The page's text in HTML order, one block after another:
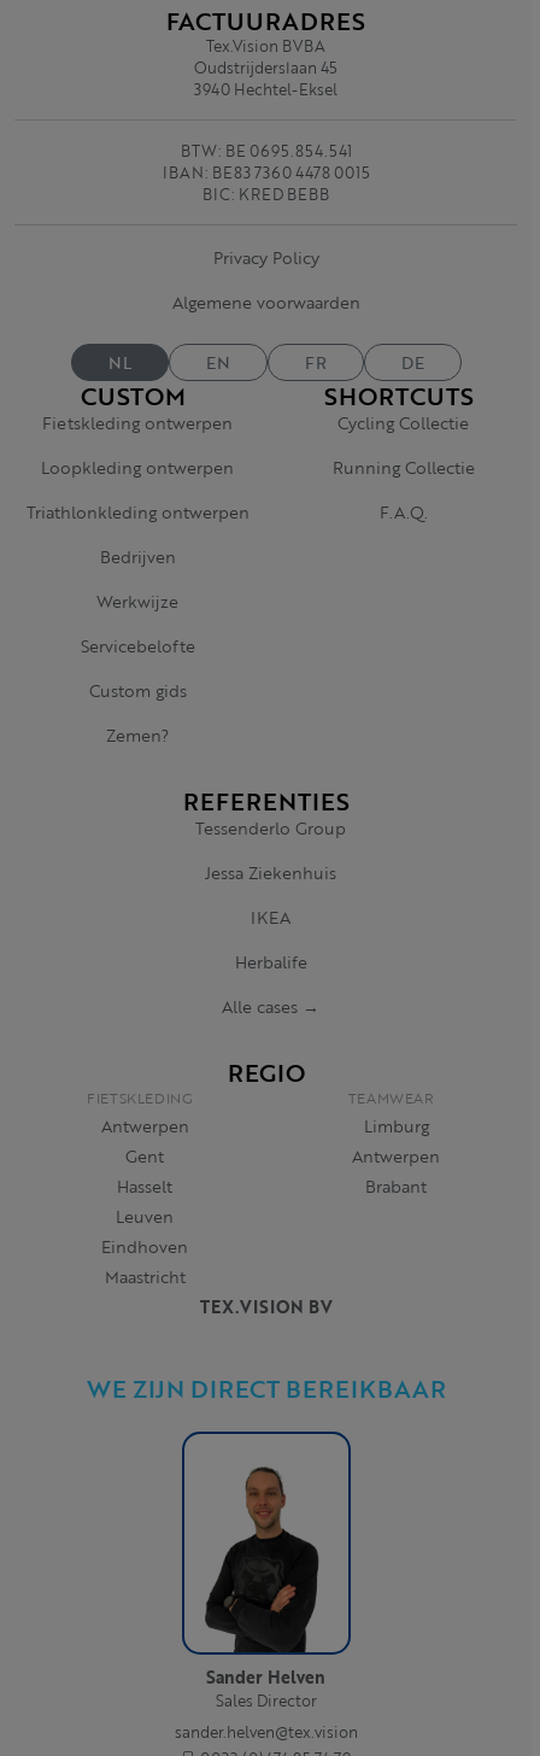
TEX.VISION BV
WE ZIJN DIRECT BEREIKBAAR
Sander Helven
Sales Director
sander.helven@tex.vision
CUSTOM
Fietskleding ontwerpen
Loopkleding ontwerpen
Triathlonkleding ontwerpen
Bedrijven
Werkwijze
Servicebelofte
Custom gids
Zemen?
SHORTCUTS
Cycling Collectie
Running Collectie
F.A.Q.
REFERENTIES
Tessenderlo Group
Jessa Ziekenhuis
IKEA
Herbalife
Alle cases →
REGIO
FIETSKLEDING
Antwerpen
Gent
Hasselt
Leuven
Eindhoven
Maastricht
TEAMWEAR
Limburg
Antwerpen
Brabant
FACTUURADRES
Tex.Vision BVBA
Oudstrijderslaan 45
3940 Hechtel-Eksel
BTW: BE 0695.854.541
IBAN: BE83 7360 4478 0015
BIC: KRED BEBB
Privacy Policy
Algemene voorwaarden
NL EN FR DE